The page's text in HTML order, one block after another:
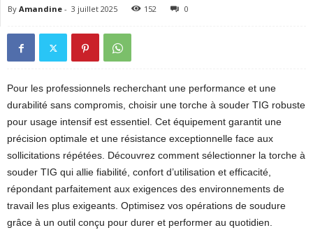
By Amandine - 3 juillet 2025 152 0
Pour les professionnels recherchant une performance et une
durabilité sans compromis, choisir une torche à souder TIG robuste
pour usage intensif est essentiel. Cet équipement garantit une
précision optimale et une résistance exceptionnelle face aux
sollicitations répétées. Découvrez comment sélectionner la torche à
souder TIG qui allie fiabilité, confort d’utilisation et efficacité,
répondant parfaitement aux exigences des environnements de
travail les plus exigeants. Optimisez vos opérations de soudure
grâce à un outil conçu pour durer et performer au quotidien.